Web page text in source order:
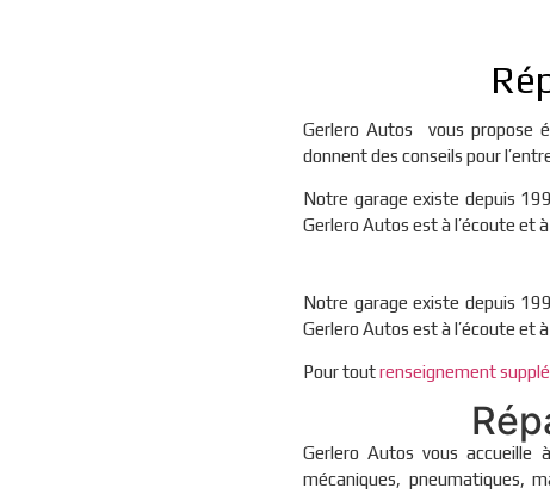
Gerlero Autos vous propose
donnent des conseils pour
Notre garage existe depuis
Gerlero Autos est à l’écoute et
Notre garage existe depuis
Gerlero Autos est à l’écoute et
Pour toutrenseignement
Gerlero Autos vous accueille à
mécaniques, pneumatiques,